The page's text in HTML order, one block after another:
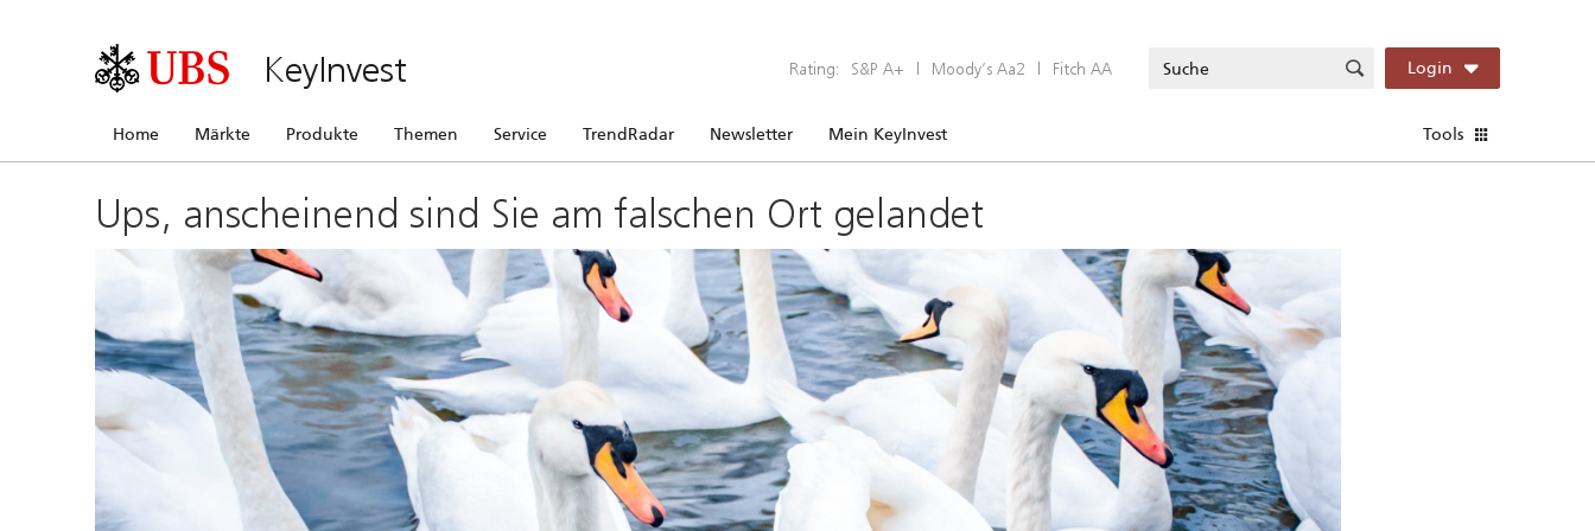
KeyInvest Rating: S&P A+ | Moody’s Aa2 | Fitch AA Login
Home Märkte Produkte Themen Service TrendRadar Newsletter Mein KeyInvest Tools
Ups, anscheinend sind Sie am falschen Ort gelandet